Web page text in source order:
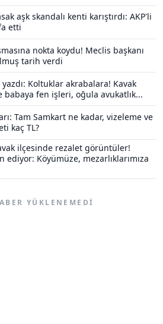
aşk skandalı kenti karıştırdı: AKP'li
etti
nokta koydu! Meclis başkanı
tarih verdi
Koltuklar akrabalara! Kavak
babaya fen işleri, oğula avukatlık...
Tam Samkart ne kadar, vizeleme ve
kaç TL?
ilçesinde rezalet görüntüler!
ediyor: Köyümüze, mezarlıklarımıza
YÜKLENEMEDI